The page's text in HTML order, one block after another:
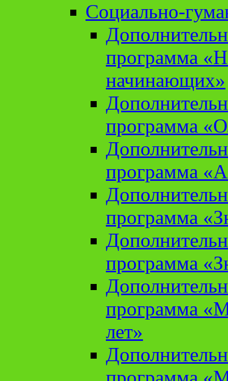
Социально-
программа
начинающих»
программа
программа
программа
программа
программа
лет»